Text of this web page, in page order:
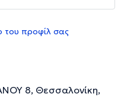
του προφίλ σας
8, Θεσσαλονίκη,